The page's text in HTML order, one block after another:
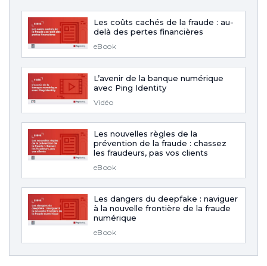
Les coûts cachés de la fraude : au-
delà des pertes financières
eBook
L’avenir de la banque numérique
avec Ping Identity
Vidéo
Les nouvelles règles de la
prévention de la fraude : chassez
les fraudeurs, pas vos clients
eBook
Les dangers du deepfake : naviguer
à la nouvelle frontière de la fraude
numérique
eBook